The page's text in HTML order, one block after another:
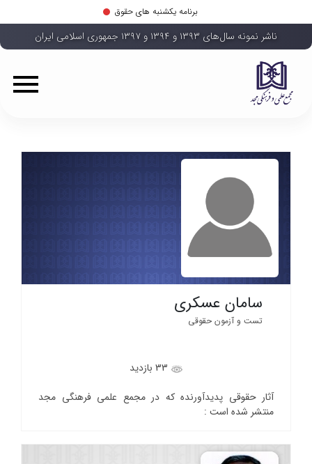
برنامه یکشنبه های حقوق
ناشر نمونه سال‌های ۱۳۹۳ و ۱۳۹۴ و ۱۳۹۷ جمهوری اسلامی ایران
سامان عسکری
تست و آزمون حقوقی
آثار حقوقی پدیدآورنده که در مجمع علمی فرهنگی مجد
منتشر شده است :